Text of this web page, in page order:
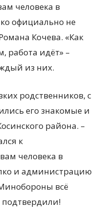
человека в
официально не
Кочева. «Как
работа идёт» –
из них.
родственников, с
его знакомые и
района. –
к
человека в
и администрацию
всё